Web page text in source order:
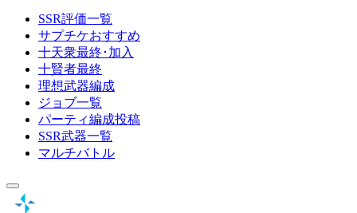
SSR評価一覧
サプチケおすすめ
十天衆最終･加入
十賢者最終
理想武器編成
ジョブ一覧
パーティ編成投稿
SSR武器一覧
マルチバトル